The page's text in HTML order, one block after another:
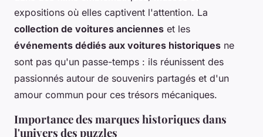
expositions où elles captivent l'attention. La
collection de voitures anciennes et les
événements dédiés aux voitures historiques ne
sont pas qu'un passe-temps : ils réunissent des
passionnés autour de souvenirs partagés et d'un
amour commun pour ces trésors mécaniques.
Importance des marques historiques dans
l'univers des puzzles